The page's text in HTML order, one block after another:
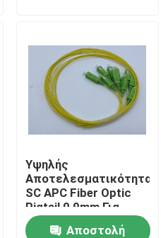
Υψηλής
Αποτελεσματικότητας
SC APC Fiber Optic
Pigtail 0,9mm Για
Δίκτυο Πατσέων
Αποστολή